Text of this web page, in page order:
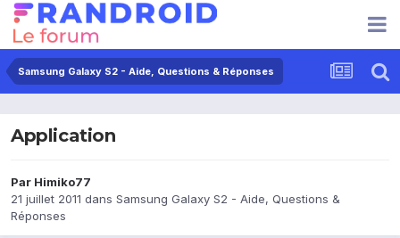
Samsung Galaxy S2 - Aide, Questions & Réponses
Application
Par Himiko77
21 juillet 2011 dans Samsung Galaxy S2 - Aide, Questions &
Réponses